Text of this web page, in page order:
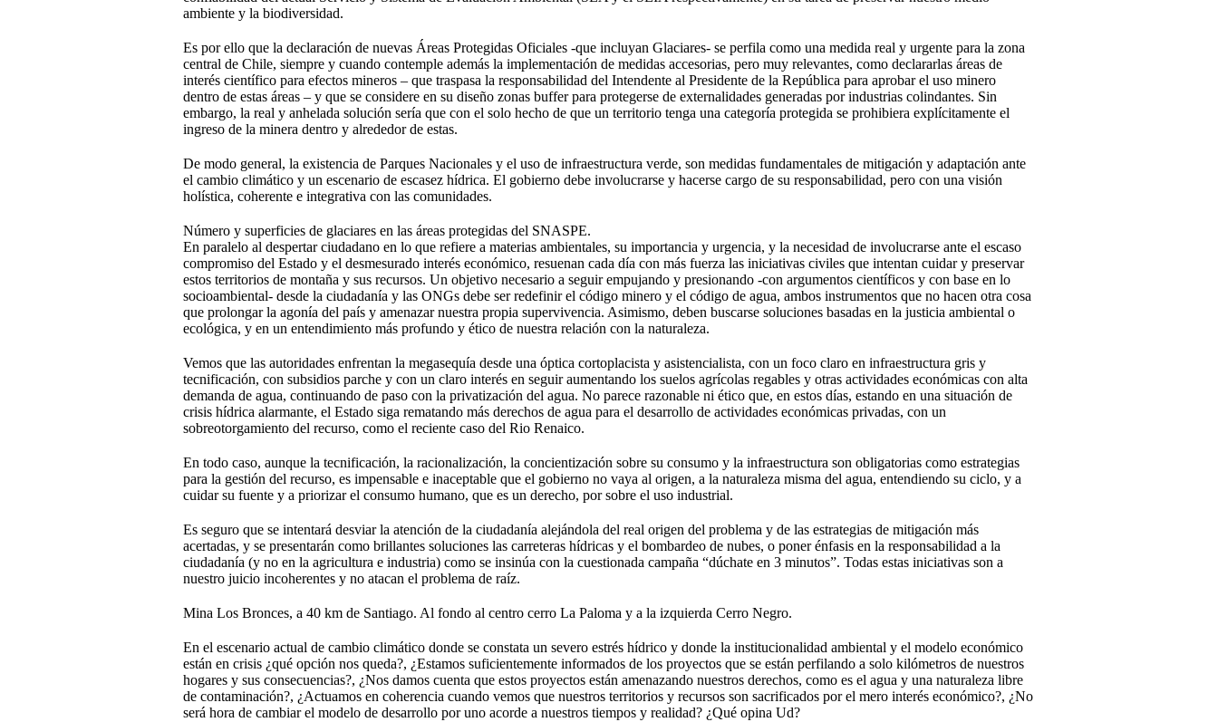
ambiente y la biodiversidad.
Es por ello que la declaración de nuevas Áreas Protegidas Oficiales -que incluyan Glaciares- se perfila como una medida real y urgente para la zona
central de Chile, siempre y cuando contemple además la implementación de medidas accesorias, pero muy relevantes, como declararlas áreas de
interés científico para efectos mineros – que traspasa la responsabilidad del Intendente al Presidente de la República para aprobar el uso minero
dentro de estas áreas – y que se considere en su diseño zonas buffer para protegerse de externalidades generadas por industrias colindantes. Sin
embargo, la real y anhelada solución sería que con el solo hecho de que un territorio tenga una categoría protegida se prohibiera explícitamente el
ingreso de la minera dentro y alrededor de estas.
De modo general, la existencia de Parques Nacionales y el uso de infraestructura verde, son medidas fundamentales de mitigación y adaptación ante
el cambio climático y un escenario de escasez hídrica. El gobierno debe involucrarse y hacerse cargo de su responsabilidad, pero con una visión
holística, coherente e integrativa con las comunidades.
Número y superficies de glaciares en las áreas protegidas del SNASPE.
En paralelo al despertar ciudadano en lo que refiere a materias ambientales, su importancia y urgencia, y la necesidad de involucrarse ante el escaso
compromiso del Estado y el desmesurado interés económico, resuenan cada día con más fuerza las iniciativas civiles que intentan cuidar y preservar
estos territorios de montaña y sus recursos. Un objetivo necesario a seguir empujando y presionando -con argumentos científicos y con base en lo
socioambiental- desde la ciudadanía y las ONGs debe ser redefinir el código minero y el código de agua, ambos instrumentos que no hacen otra cosa
que prolongar la agonía del país y amenazar nuestra propia supervivencia. Asimismo, deben buscarse soluciones basadas en la justicia ambiental o
ecológica, y en un entendimiento más profundo y ético de nuestra relación con la naturaleza.
Vemos que las autoridades enfrentan la megasequía desde una óptica cortoplacista y asistencialista, con un foco claro en infraestructura gris y
tecnificación, con subsidios parche y con un claro interés en seguir aumentando los suelos agrícolas regables y otras actividades económicas con alta
demanda de agua, continuando de paso con la privatización del agua. No parece razonable ni ético que, en estos días, estando en una situación de
crisis hídrica alarmante, el Estado siga rematando más derechos de agua para el desarrollo de actividades económicas privadas, con un
sobreotorgamiento del recurso, como el reciente caso del Rio Renaico.
En todo caso, aunque la tecnificación, la racionalización, la concientización sobre su consumo y la infraestructura son obligatorias como estrategias
para la gestión del recurso, es impensable e inaceptable que el gobierno no vaya al origen, a la naturaleza misma del agua, entendiendo su ciclo, y a
cuidar su fuente y a priorizar el consumo humano, que es un derecho, por sobre el uso industrial.
Es seguro que se intentará desviar la atención de la ciudadanía alejándola del real origen del problema y de las estrategias de mitigación más
acertadas, y se presentarán como brillantes soluciones las carreteras hídricas y el bombardeo de nubes, o poner énfasis en la responsabilidad a la
ciudadanía (y no en la agricultura e industria) como se insinúa con la cuestionada campaña “dúchate en 3 minutos”. Todas estas iniciativas son a
nuestro juicio incoherentes y no atacan el problema de raíz.
Mina Los Bronces, a 40 km de Santiago. Al fondo al centro cerro La Paloma y a la izquierda Cerro Negro.
En el escenario actual de cambio climático donde se constata un severo estrés hídrico y donde la institucionalidad ambiental y el modelo económico
están en crisis ¿qué opción nos queda?, ¿Estamos suficientemente informados de los proyectos que se están perfilando a solo kilómetros de nuestros
hogares y sus consecuencias?, ¿Nos damos cuenta que estos proyectos están amenazando nuestros derechos, como es el agua y una naturaleza libre
de contaminación?, ¿Actuamos en coherencia cuando vemos que nuestros territorios y recursos son sacrificados por el mero interés económico?, ¿No
será hora de cambiar el modelo de desarrollo por uno acorde a nuestros tiempos y realidad? ¿Qué opina Ud?